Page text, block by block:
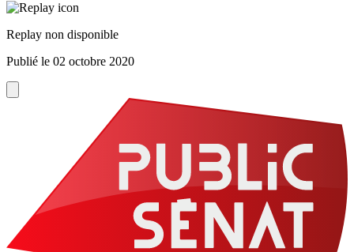
Replay non disponible
Publié le 02 octobre 2020